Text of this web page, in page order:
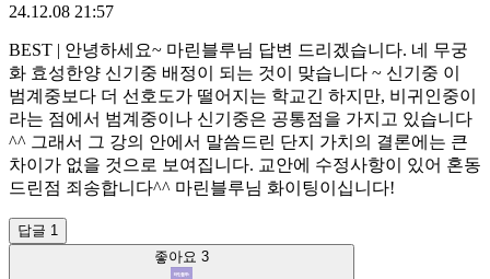
24.12.08 21:57
BEST | 안녕하세요~ 마린블루님 답변 드리겠습니다. 네 무궁
화 효성한양 신기중 배정이 되는 것이 맞습니다 ~ 신기중 이
범계중보다 더 선호도가 떨어지는 학교긴 하지만, 비귀인중이
라는 점에서 범계중이나 신기중은 공통점을 가지고 있습니다
^^ 그래서 그 강의 안에서 말씀드린 단지 가치의 결론에는 큰
차이가 없을 것으로 보여집니다. 교안에 수정사항이 있어 혼동
드린점 죄송합니다^^ 마린블루님 화이팅이십니다!
답글 1
좋아요 3